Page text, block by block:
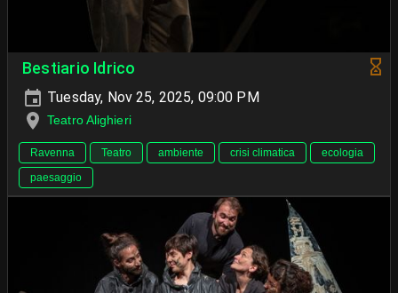
Bestiario Idrico
Tuesday, Nov 25, 2025, 09:00 PM
Teatro Alighieri
Ravenna Teatro ambiente crisi climatica
ecologia
paesaggio